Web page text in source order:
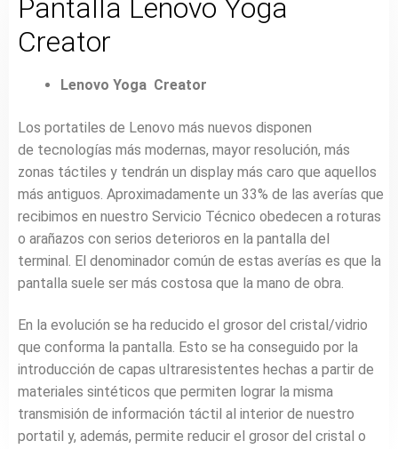
Pantalla Lenovo Yoga
Creator
Lenovo Yoga Creator
Los portatiles de Lenovo más nuevos disponen
de tecnologías más modernas, mayor resolución, más
zonas táctiles y tendrán un display más caro que aquellos
más antiguos. Aproximadamente un 33% de las averías que
recibimos en nuestro Servicio Técnico obedecen a roturas
o arañazos con serios deterioros en la pantalla del
terminal. El denominador común de estas averías es que la
pantalla suele ser más costosa que la mano de obra.
En la evolución se ha reducido el grosor del cristal/vidrio
que conforma la pantalla. Esto se ha conseguido por la
introducción de capas ultraresistentes hechas a partir de
materiales sintéticos que permiten lograr la misma
transmisión de información táctil al interior de nuestro
portatil y, además, permite reducir el grosor del cristal o